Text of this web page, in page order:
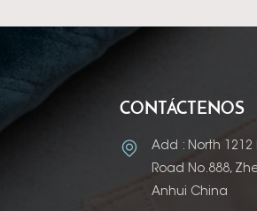
CONTÁCTENOS
Add : North 1212
Road No.888,
Anhui China